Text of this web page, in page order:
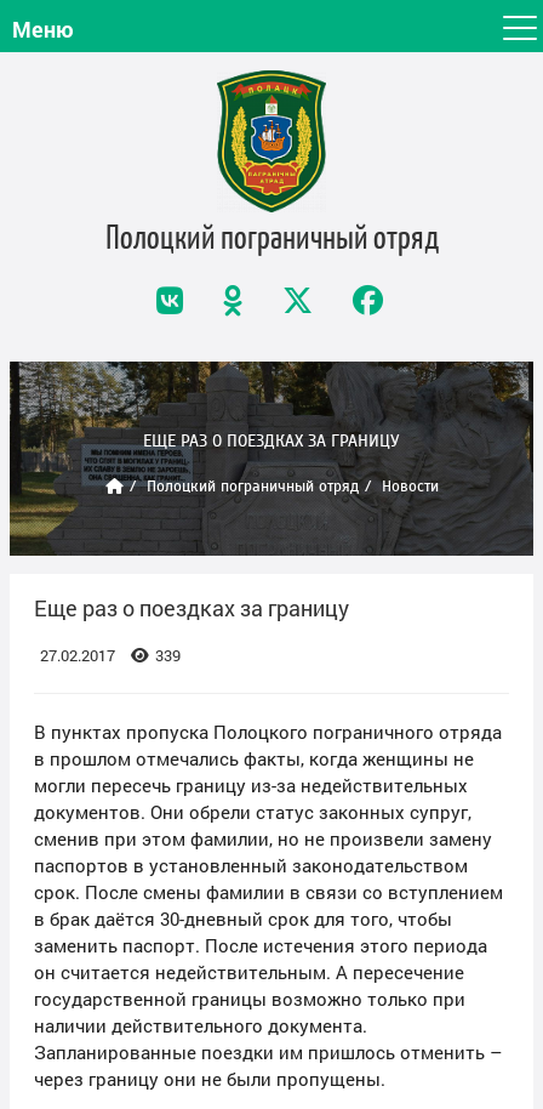
Меню
Полоцкий пограничныйотряд
ЕЩЕ РАЗ О ПОЕЗДКАХ ЗА ГРАНИЦУ
Полоцкий пограничный отряд Новости
Еще раз о поездках за границу
27.02.2017 339
В пунктах пропуска Полоцкого пограничного отряда
в прошлом отмечались факты, когда женщины не
могли пересечь границу из-за недействительных
документов. Они обрели статус законных супруг,
сменив при этом фамилии, но не произвели замену
паспортов в установленный законодательством
срок. После смены фамилии в связи со вступлением
в брак даётся 30-дневный срок для того, чтобы
заменить паспорт. После истечения этого периода
он считается недействительным. А пересечение
государственной границы возможно только при
наличии действительного документа.
Запланированные поездки им пришлось отменить –
через границу они не были пропущены.